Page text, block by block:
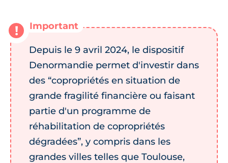
Depuis le 9 avril 2024, le dispositif
Denormandie permet d'investir dans
des “copropriétés en situation de
grande fragilité financière ou faisant
partie d'un programme de
réhabilitation de copropriétés
dégradées”, y compris dans les
grandes villes telles que Toulouse,